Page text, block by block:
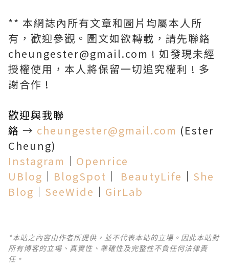
** 本網誌內所有文章和圖片均屬本人所
有，歡迎參觀。圖文如欲轉載，請先聯絡
cheungester@gmail.com ! 如發現未經
授權使用，本人將保留一切追究權利 ! 多
謝合作 !
歡迎與我聯
絡 → cheungester@gmail.com (Ester
Cheung)
Instagram │ Openrice
UBlog │ BlogSpot │ BeautyLife │ She
Blog │ SeeWide │ GirLab
*本站之內容由作者所提供，並不代表本站的立場。因此本站對
所有博客的立場、真實性、準確性及完整性不負任何法律責
任。